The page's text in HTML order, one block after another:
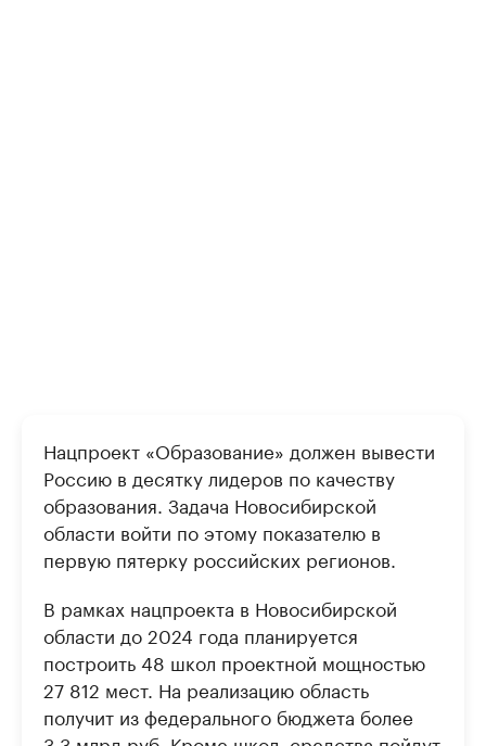
Нацпроект «Образование» должен вывести
Россию в десятку лидеров по качеству
образования. Задача Новосибирской
области войти по этому показателю в
первую пятерку российских регионов.
В рамках нацпроекта в Новосибирской
области до 2024 года планируется
построить 48 школ проектной мощностью
27 812 мест. На реализацию область
получит из федерального бюджета более